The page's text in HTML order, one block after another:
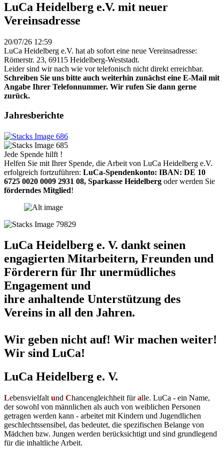
LuCa Heidelberg e.V. mit neuer
Vereinsadresse
20/07/26 12:59
LuCa Heidelberg e.V. hat ab sofort eine neue Vereinsadresse:
Römerstr. 23, 69115 Heidelberg-Weststadt.
Leider sind wir nach wie vor telefonisch nicht direkt erreichbar.
Schreiben Sie uns bitte auch weiterhin zunächst eine E-Mail mit
Angabe Ihrer Telefonnummer. Wir rufen Sie dann gerne
zurück.
Jahresberichte
Jede Spende hilft !
Helfen Sie mit Ihrer Spende, die Arbeit von LuCa Heidelberg e.V.
erfolgreich fortzuführen: LuCa-Spendenkonto: IBAN: DE 10
6725 0020 0009 2931 08, Sparkasse Heidelberg oder werden Sie
förderndes Mitglied!
LuCa Heidelberg e. V. dankt seinen
engagierten Mitarbeitern, Freunden und
Förderern für Ihr unermüdliches
Engagement und
ihre anhaltende Unterstützung des
Vereins in all den Jahren.
Wir geben nicht auf! Wir machen weiter!
Wir sind LuCa!
LuCa Heidelberg e. V.
Lebensvielfalt und Chancengleichheit füralle. LuCa - ein Name,
der sowohl von männlichen als auch von weiblichen Personen
getragen werden kann - arbeitet mit Kindern und Jugendlichen
geschlechtssensibel, das bedeutet, die spezifischen Belange von
Mädchen bzw. Jungen werden berücksichtigt und sind grundlegend
für die inhaltliche Arbeit.